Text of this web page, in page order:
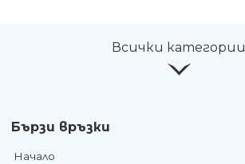
Всички категории
Бързи връзки
Начало